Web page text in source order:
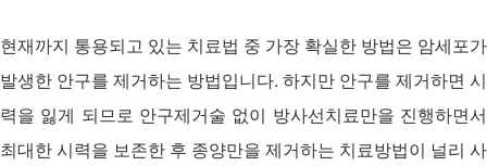
현재까지 통용되고 있는 치료법 중 가장 확실한 방법은 암세포가
발생한 안구를 제거하는 방법입니다. 하지만 안구를 제거하면 시
력을 잃게 되므로 안구제거술 없이 방사선치료만을 진행하면서
최대한 시력을 보존한 후 종양만을 제거하는 치료방법이 널리 사